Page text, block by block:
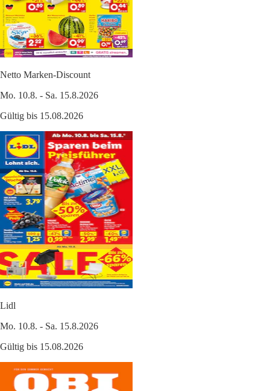
Netto Marken-Discount
Mo. 10.8. - Sa. 15.8.2026
Gültig bis 15.08.2026
Lidl
Mo. 10.8. - Sa. 15.8.2026
Gültig bis 15.08.2026